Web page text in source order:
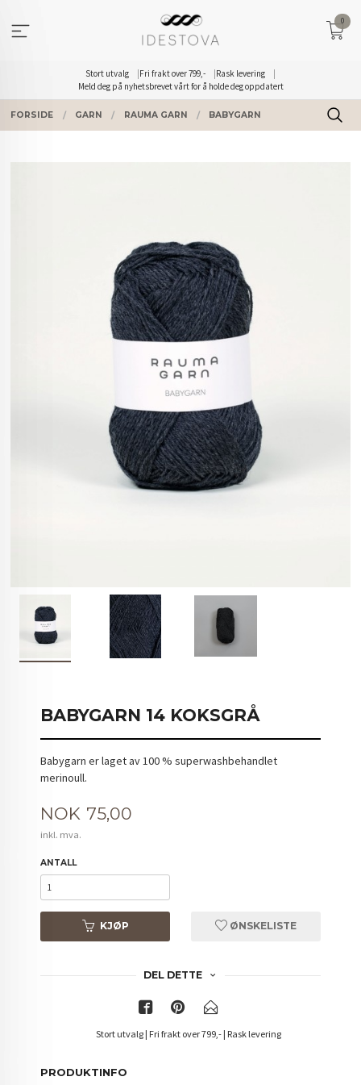
innholdet
Stort utvalg Fri frakt over 799,-
Rask levering
Meld deg på nyhetsbrevet vårt for å holde deg oppdatert
0
FORSIDE GARN RAUMA GARN BABYGARN
BABYGARN 14 KOKSGRÅ
Babygarn er laget av 100 % superwashbehandlet
merinoull.
Pris
NOK 75,00
inkl. mva.
ANTALL
KJØP ØNSKELISTE
DEL DETTE
Stort utvalg | Fri frakt over 799,- | Rask levering
PRODUKTINFO